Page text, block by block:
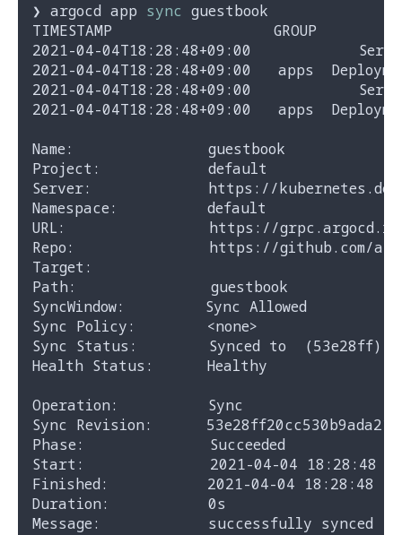
❯ argocd app sync guestbook
TIMESTAMP                  GROUP
2021-04-04T18:28:48+09:00
2021-04-04T18:28:48+09:00   apps
2021-04-04T18:28:48+09:00
2021-04-04T18:28:48+09:00   apps
Name:               guestbook
Project:            default
Server:             https://
Namespace:          default
URL:                https://
Repo:               https://github.com/
Target:
Path:               guestbook
SyncWindow:         Sync Allowed
Sync Policy:        <none>
Sync Status:        Synced to  (53e28ff)
Health Status:      Healthy
Operation:          Sync
Sync Revision:
Phase:              Succeeded
Start:              2021-04-04 18:28:48
Finished:           2021-04-04 18:28:48
Duration:           0s
Message:            successfully synced